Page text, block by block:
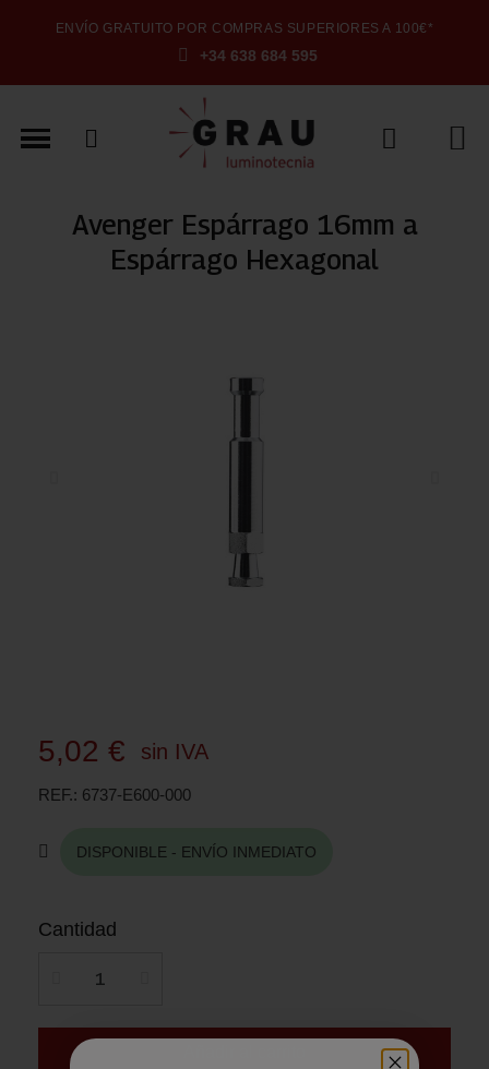
ENVÍO GRATUITO POR COMPRAS SUPERIORES A 100€*
+34 638 684 595
Avenger Espárrago 16mm a
Espárrago Hexagonal
5,02 € sin IVA
REF. 6737-E600-000
DISPONIBLE - ENVÍO INMEDIATO
Cantidad